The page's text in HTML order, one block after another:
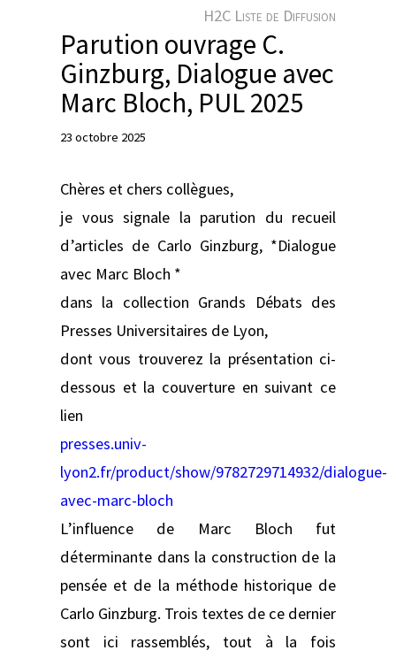
H2C Liste de Diffusion
Parution ouvrage C.
Ginzburg, Dialogue avec
Marc Bloch, PUL 2025
23 octobre 2025
Chères et chers collègues,
je vous signale la parution du recueil
d’articles de Carlo Ginzburg, *Dialogue
avec Marc Bloch *
dans la collection Grands Débats des
Presses Universitaires de Lyon,
dont vous trouverez la présentation ci-
dessous et la couverture en suivant ce
lien
presses.univ-
lyon2.fr/product/show/9782729714932/dialogue-
avec-marc-bloch
L’influence de Marc Bloch fut
déterminante dans la construction de la
pensée et de la méthode historique de
Carlo Ginzburg. Trois textes de ce dernier
sont ici rassemblés, tout à la fois